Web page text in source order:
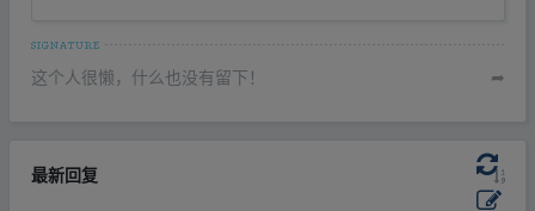
这个人很懒，什么也没有留下！ ➦
最新回复